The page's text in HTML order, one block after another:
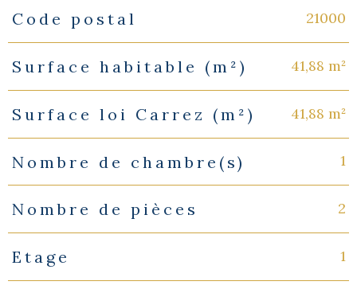
Caractéristiques Valeurs
Code postal 21000
Surface habitable (m²) 41,88 m²
Surface loi Carrez (m²) 41,88 m²
Nombre de chambre(s) 1
Nombre de pièces 2
Etage 1